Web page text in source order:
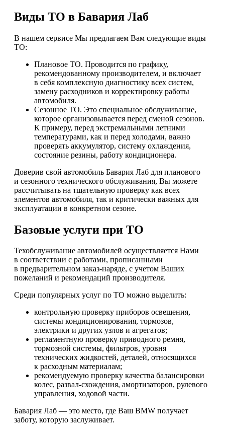
Виды ТО в Бавария Лаб
В нашем сервисе Мы предлагаем Вам следующие виды
ТО:
Плановое ТО. Проводится по графику,
рекомендованному производителем, и включает
в себя комплексную диагностику всех систем,
замену расходников и корректировку работы
автомобиля.
Сезонное ТО. Это специальное обслуживание,
которое организовывается перед сменой сезонов.
К примеру, перед экстремальными летними
температурами, как и перед холодами, важно
проверять аккумулятор, систему охлаждения,
состояние резины, работу кондиционера.
Доверив свой автомобиль Бавария Лаб для планового
и сезонного технического обслуживания, Вы можете
рассчитывать на тщательную проверку как всех
элементов автомобиля, так и критически важных для
эксплуатации в конкретном сезоне.
Базовые услуги при ТО
Техобслуживание автомобилей осуществляется Нами
в соответствии с работами, прописанными
в предварительном заказ-наряде, с учетом Ваших
пожеланий и рекомендаций производителя.
Среди популярных услуг по ТО можно выделить:
контрольную проверку приборов освещения,
системы кондиционирования, тормозов,
электрики и других узлов и агрегатов;
регламентную проверку приводного ремня,
тормозной системы, фильтров, уровня
технических жидкостей, деталей, относящихся
к расходным материалам;
рекомендуемую проверку качества балансировки
колес, развал-схождения, амортизаторов, рулевого
управления, ходовой части.
Бавария Лаб — это место, где Ваш BMW получает
заботу, которую заслуживает.